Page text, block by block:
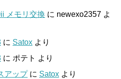
メモリ交換 に newexo2357 よ
に Satox より
に ポテト より
アップに Satox より